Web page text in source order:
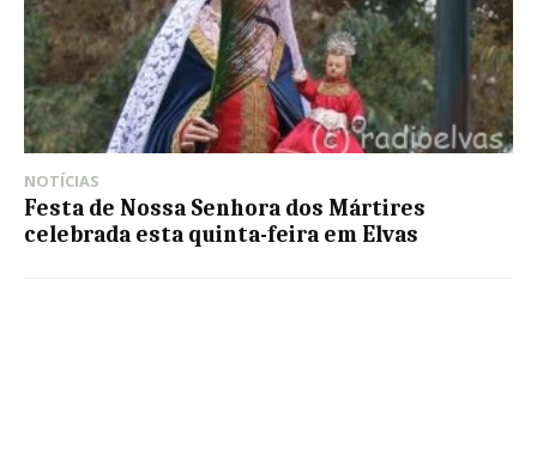
NOTÍCIAS
Festa de Nossa Senhora dos Mártires
celebrada esta quinta-feira em Elvas